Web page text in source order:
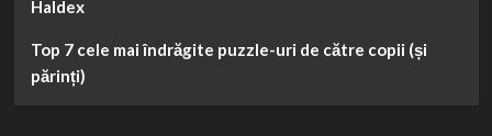
Haldex
Top 7 cele mai îndrăgite puzzle-uri de către copii (și
părinți)